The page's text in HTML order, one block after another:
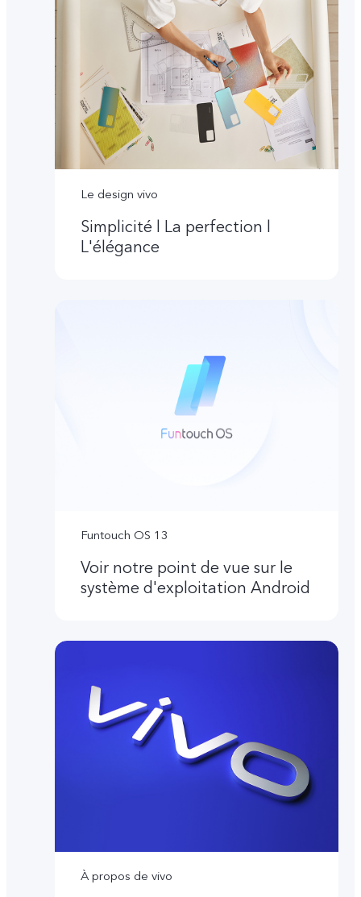
Le design vivo
Simplicité l La perfection l
L'élégance
Funtouch OS 13
Voir notre point de vue sur le
système d'exploitation Android
À propos de vivo